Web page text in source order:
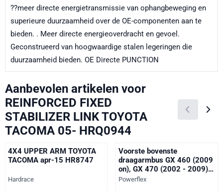
??meer directe energietransmissie van ophangbeweging en
superieure duurzaamheid over de OE-componenten aan te
bieden. . Meer directe energieoverdracht en gevoel.
Geconstrueerd van hoogwaardige stalen legeringen die
duurzaamheid bieden. OE Directe PUNCTION
Aanbevolen artikelen voor
REINFORCED FIXED
STABILIZER LINK TOYOTA
TACOMA 05- HRQ0944
4X4 UPPER ARM TOYOTA
TACOMA apr-15 HR8747
Merk:
Hardrace
Voorste bovenste
draagarmbus GX 460 (2009
on), GX 470 (2002 - 2009),
4Runner Mk4 (2002 -
Merk:
Powerflex